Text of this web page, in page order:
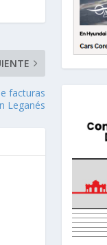
facturas
Leganés